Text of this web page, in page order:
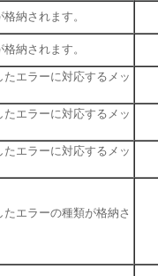
納されます。
納されます。
エラーに対応するメッ
エラーに対応するメッ
エラーに対応するメッ
エラーの種類が格納さ